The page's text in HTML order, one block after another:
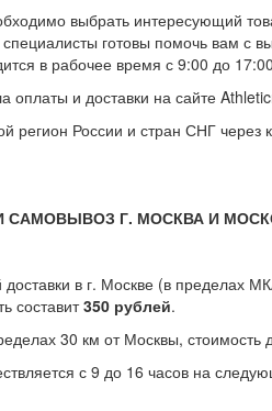
выбрать интересующий
готовы помочь вам с
в рабочее время с 9:00 до
оплаты и доставки на сайте
регион России и стран СНГ через
САМОВЫВОЗ Г. МОСКВА И
доставки в г. Москве (в
составит350 рублей.
30 км от Москвы, стоимость
с 9 до 16 часов на